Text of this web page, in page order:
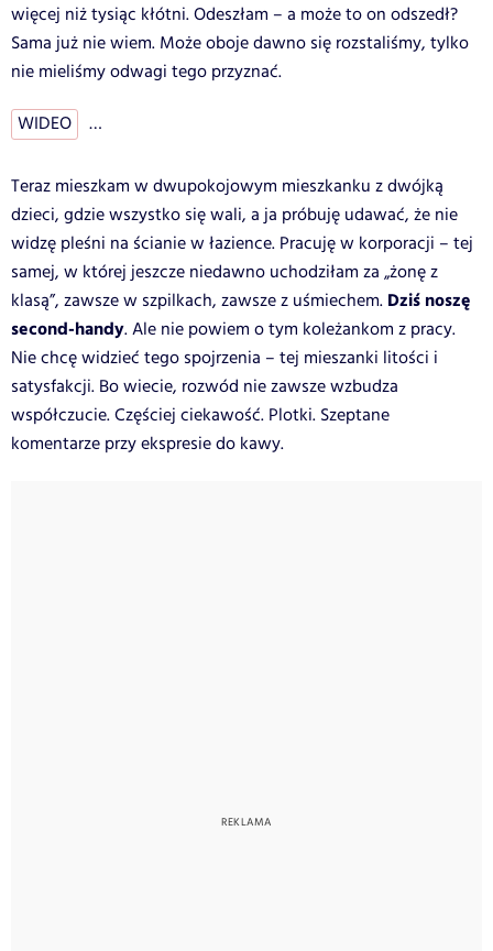
więcej niż tysiąc kłótni. Odeszłam – a może to on odszedł?
Sama już nie wiem. Może oboje dawno się rozstaliśmy, tylko
nie mieliśmy odwagi tego przyznać.
WIDEO …
Teraz mieszkam w dwupokojowym mieszkanku z dwójką
dzieci, gdzie wszystko się wali, a ja próbuję udawać, że nie
widzę pleśni na ścianie w łazience. Pracuję w korporacji – tej
samej, w której jeszcze niedawno uchodziłam za „żonę z
klasą”, zawsze w szpilkach, zawsze z uśmiechem. Dziś noszę
second-handy. Ale nie powiem o tym koleżankom z pracy.
Nie chcę widzieć tego spojrzenia – tej mieszanki litości i
satysfakcji. Bo wiecie, rozwód nie zawsze wzbudza
współczucie. Częściej ciekawość. Plotki. Szeptane
komentarze przy ekspresie do kawy.